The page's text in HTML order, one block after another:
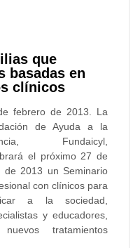
que
basadas en
clínicos
febrero de 2013. La
de Ayuda a la
Fundaicyl,
el próximo 27 de
de 2013 un Seminario
con clínicos para
a la sociedad,
y educadores,
tratamientos